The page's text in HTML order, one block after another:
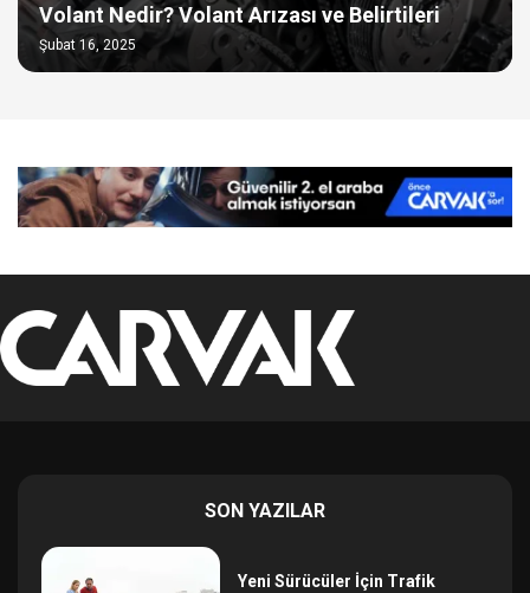
Volant Nedir? Volant Arızası ve Belirtileri
Şubat 16, 2025
SON YAZILAR
Yeni Sürücüler İçin Trafik